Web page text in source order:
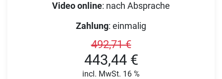
Video online: nach Absprache
Zahlung: einmalig
492,71 €
443,44 €
incl. MwSt. 16 %